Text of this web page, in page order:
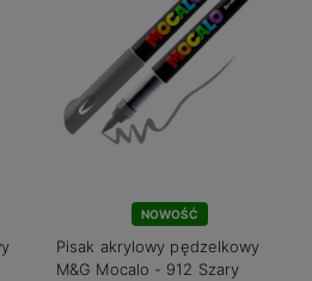
NOWOŚĆ
Pisak akrylowy pędzelkowy
M&G Mocalo - 912 Szary